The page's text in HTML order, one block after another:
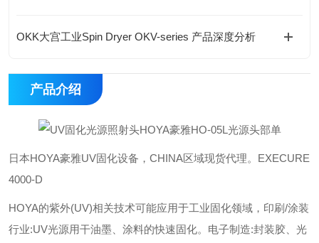
OKK大宫工业Spin Dryer OKV-series 产品深度分析
产品介绍
日本HOYA豪雅UV固化设备，CHINA区域现货代理。EXECURE
4000-D
HOYA的紫外(UV)相关技术可能应用于工业固化领域，印刷/涂装
行业:UV光源用干油墨、涂料的快速固化。电子制造:封装胶、光